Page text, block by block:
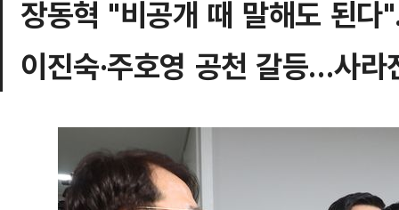
장동혁 "비공개 때 말해도 된
이진숙·주호영 공천 갈등…사